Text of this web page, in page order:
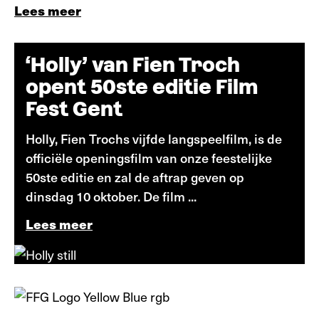
Lees meer
‘Holly’ van Fien Troch
opent 50ste editie Film
Fest Gent
Holly, Fien Trochs vijfde langspeelfilm, is de
officiële openingsfilm van onze feestelijke
50ste editie en zal de aftrap geven op
dinsdag 10 oktober. De film ...
Lees meer